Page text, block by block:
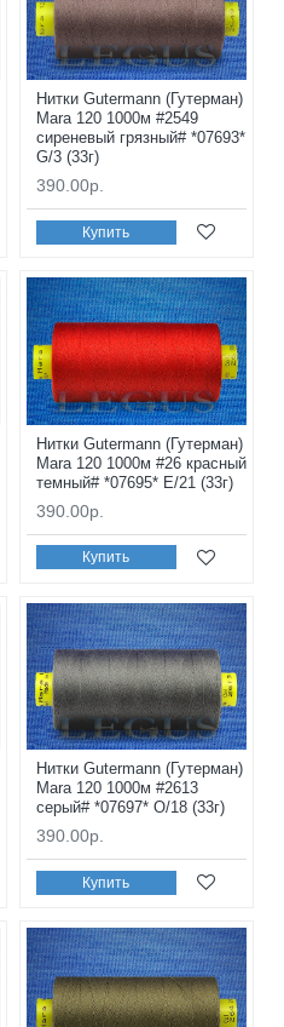
Нитки Gutermann (Гутерман)
Mara 120 1000м #2549
сиреневый грязный# *07693*
G/3 (33г)
390.00р.
Купить
Нитки Gutermann (Гутерман)
Mara 120 1000м #26 красный
темный# *07695* E/21 (33г)
390.00р.
Купить
Нитки Gutermann (Гутерман)
Mara 120 1000м #2613
серый# *07697* O/18 (33г)
390.00р.
Купить